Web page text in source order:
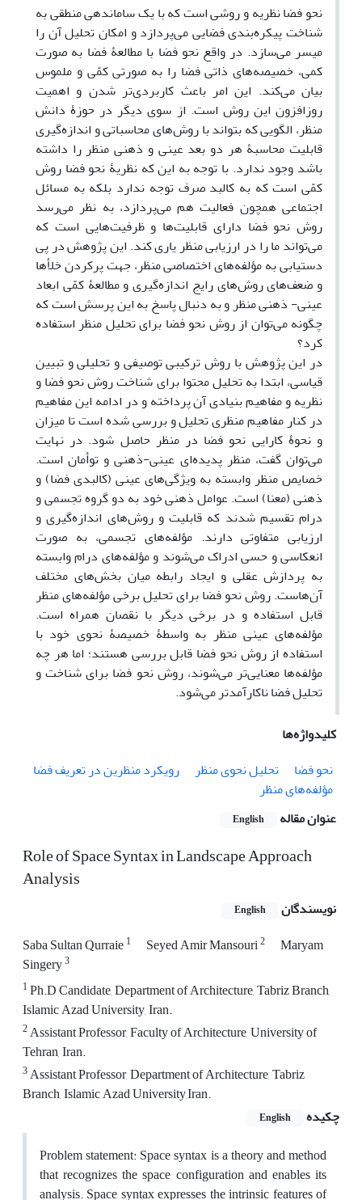
نحو فضا نظریه و روشی است که با یک ساماندهی منطقی به
شناخت پیکره‌بندی فضایی می‌پردازد و امکان تحلیل آن را
میسر می‌سازد. در واقع نحو فضا با مطالعۀ فضا به صورت
کمی، خصیصه‌های ذاتی فضا را به صورتی کمّی ‌و ملموس
بیان می‌کند. این امر باعث کاربردی‌تر شدن و اهمیت
روزافزون این روش است. از سوی دیگر در حوزۀ دانش
منظر، الگویی که بتواند با روش‌های محاسباتی و اندازه‌گیری
قابلیت محاسبۀ هر دو بعد عینی و ذهنی منظر را داشته
باشد وجود ندارد. با توجه به این که نظریۀ نحو فضا روش
کمّی ‌است که به کالبد صرف توجه ندارد بلکه به مسائل
اجتماعی همچون فعالیت هم می‌پردازد، به نظر ‌می‌رسد
روش نحو فضا دارای قابلیت‌ها و ظرفیت‌هایی است که
‌می‌تواند ما را در ارزیابی منظر یاری کند. این پژوهش در پی
دستیابی به مؤلفه‌های اختصاصی منظر، جهت پرکردن خلأ‌ها
و ضعف‌های روش‌های رایج اندازه‌گیری و مطالعۀ کمّی ‌ابعاد
عینی- ذهنی منظر و به دنبال پاسخ به این پرسش است که
چگونه ‌می‌توان از روش نحو فضا برای تحلیل منظر استفاده
کرد؟
در این پژوهش با روش ترکیبی توصیفی و تحلیلی و تبیین
قیاسی، ابتدا به تحلیل محتوا برای شناخت روش نحو فضا و
نظریه و مفاهیم بنیادی آن پرداخته و در ادامه این مفاهیم
در کنار مفاهیم منظری تحلیل و بررسی شده است تا میزان
و نحوۀ کارایی نحو فضا در منظر حاصل شود. در نهایت
می‌توان گفت، منظر پدیده‌ای عینی-ذهنی و توأمان است.
خصایص منظر وابسته به ویژگی‌های عینی (کالبدی فضا) و
ذهنی (معنا) است. عوامل ذهنی خود به دو گروه تجسمی ‌و
درام تقسیم شدند که قابلیت و روش‌های ‌اندازه‌گیری و
ارزیابی متفاوتی دارند. مؤلفه‌های تجسمی، به صورت
انعکاسی و حسی ادراک ‌می‌شوند و مؤلفه‌های درام وابسته
به پردازش عقلی و ایجاد رابطه میان بخش‌های مختلف
آن‌هاست. روش نحو فضا برای تحلیل برخی مؤلفه‌های منظر
قابل استفاده و در برخی دیگر با نقصان همراه است.
مؤلفه‌های عینی منظر به واسطۀ خصیصۀ نحوی خود با
استفاده از روش نحو فضا قابل بررسی هستند؛ اما هر چه
مؤلفه‌ها معنایی‌تر ‌می‌شوند، روش نحو فضا برای شناخت و
تحلیل فضا ناکارآمدتر می‌شود.
کلیدواژه‌ها
نحو فضا
تحلیل نحوی منظر
رویکرد منظرین در تعریف فضا
مؤلفه‌های منظر
عنوان مقاله
English
Role of Space Syntax in Landscape Approach
Analysis
نویسندگان English
Saba Sultan Qurraie1 Seyed Amir Mansouri2
Maryam
Singery3
1Ph.D Candidate, Department of Architecture, Tabriz Branch,
Islamic Azad University, Iran.
2Assistant Professor, Faculty of Architecture, University of
Tehran, Iran.
3Assistant Professor, Department of Architecture, Tabriz
Branch, Islamic Azad University,Iran.
چکیده
English
Problem statement: Space syntax is a theory and method
that recognizes the space configuration and enables its
analysis. Space syntax expresses the intrinsic features of